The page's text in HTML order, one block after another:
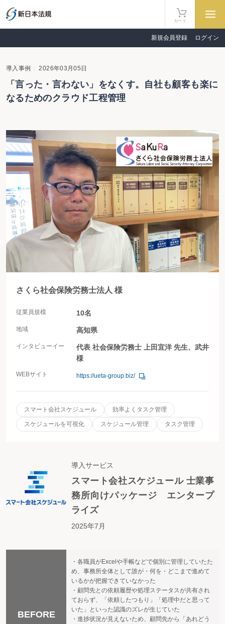
カート
新規会員登録 ログイン
導入事例 2026年03月05日
「言った・言わない」をなくす。自社も顧客も楽に
なるためのクラウド工程管理
さくら社会保険労務士法人 様
従業員規模 10名
地域 高知県
インタビューイー
代表 社会保険労務士 上田宜洋 先生、武井
様
WEBサイト https://ueta-group.biz/
スマート会社スケジュール 効率よくタスク管理
スケジュールを可視化 スケジュール管理 タスク管理
導入サービス
スマート会社スケジュール 士業事
務所向けパッケージ エンタープ
ライズ
2025年7月
BEFORE
・各職員がExcelや手帳などで個別に管理していたた
め、事務所全体として誰が・何を・どこまで進めて
いるかが把握できていなかった
・顧問先との依頼履歴や処理ステータスが共有され
ておらず、「依頼したつもり」「処理中だと思って
いた」といった認識のズレが生じていた
・進捗状況が見えないため、顧問先から「あれどう